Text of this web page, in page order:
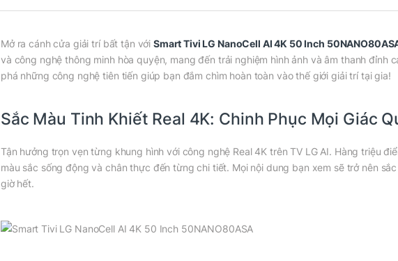
Mở ra cánh cửa giải trí bất tận với Smart Tivi LG NanoCell AI 4K 50 Inch
và công nghệ thông minh hòa quyện, mang đến trải nghiệm hình ảnh và âm thanh đỉnh
phá những công nghệ tiên tiến giúp bạn đắm chìm hoàn toàn vào thế giới giải trí tại gia!
Sắc Màu Tinh Khiết Real 4K: Chinh Phục Mọi Giác
Tận hưởng trọn vẹn từng khung hình với công nghệ Real 4K trên TV LG AI. Hàng triệu
màu sắc sống động và chân thực đến từng chi tiết. Mọi nội dung bạn xem sẽ trở nên
giờ hết.